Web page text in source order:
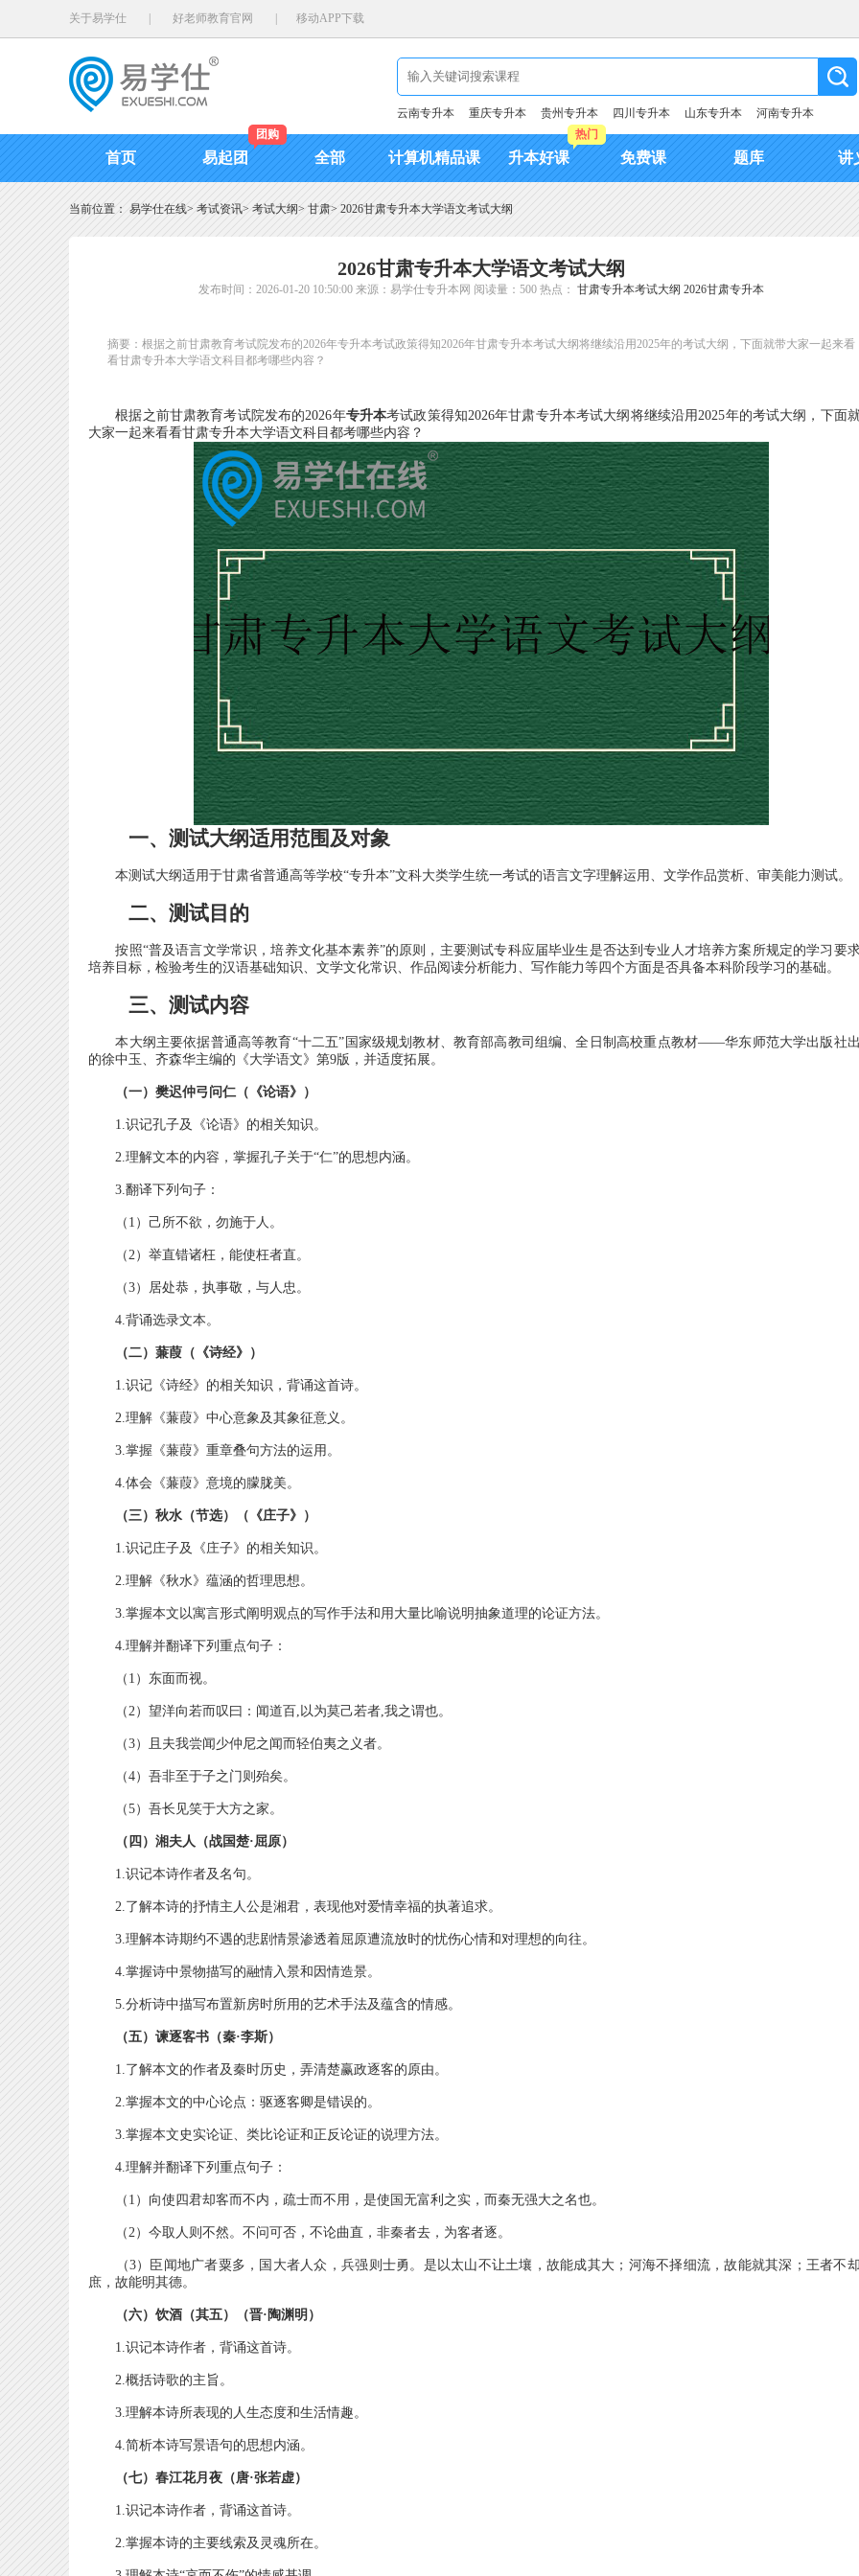
关于易学仕 好老师教育官网 移动APP下载
云南专升本 重庆专升本 贵州专升本 四川专升本 山东专升本 河南专升本
首页 易起团
团购
全部 计算机精品课 升本好课
热门
免费课 题库 讲
当前位置： 易学仕在线> 考试资讯> 考试大纲> 甘肃> 2026甘肃专升本大学语文考试大纲
2026甘肃专升本大学语文考试大纲
发布时间：2026-01-20 10:50:00 来源：易学仕专升本网 阅读量：500 热点： 甘肃专升本考试大纲 2026甘肃专升本
摘要：根据之前甘肃教育考试院发布的2026年专升本考试政策得知2026年甘肃专升本考试大纲将继续沿用2025年的考试大纲，下面就带大家一起来看
看甘肃专升本大学语文科目都考哪些内容？
根据之前甘肃教育考试院发布的2026年专升本考试政策得知2026年甘肃专升本考试大纲将继续沿用2025年的考试大纲，下面
大家一起来看看甘肃专升本大学语文科目都考哪些内容？
一、测试大纲适用范围及对象
本测试大纲适用于甘肃省普通高等学校“专升本”文科大类学生统一考试的语言文字理解运用、文学作品赏析、审美能力测试。
二、测试目的
按照“普及语言文学常识，培养文化基本素养”的原则，主要测试专科应届毕业生是否达到专业人才培养方案所规定的学习要
培养目标，检验考生的汉语基础知识、文学文化常识、作品阅读分析能力、写作能力等四个方面是否具备本科阶段学习的基础。
三、测试内容
本大纲主要依据普通高等教育“十二五”国家级规划教材、教育部高教司组编、全日制高校重点教材——华东师范大学出版社
的徐中玉、齐森华主编的《大学语文》第9版，并适度拓展。
（一）樊迟仲弓问仁（《论语》）
1.识记孔子及《论语》的相关知识。
2.理解文本的内容，掌握孔子关于“仁”的思想内涵。
3.翻译下列句子：
（1）己所不欲，勿施于人。
（2）举直错诸枉，能使枉者直。
（3）居处恭，执事敬，与人忠。
4.背诵选录文本。
（二）蒹葭（《诗经》）
1.识记《诗经》的相关知识，背诵这首诗。
2.理解《蒹葭》中心意象及其象征意义。
3.掌握《蒹葭》重章叠句方法的运用。
4.体会《蒹葭》意境的朦胧美。
（三）秋水（节选）（《庄子》）
1.识记庄子及《庄子》的相关知识。
2.理解《秋水》蕴涵的哲理思想。
3.掌握本文以寓言形式阐明观点的写作手法和用大量比喻说明抽象道理的论证方法。
4.理解并翻译下列重点句子：
（1）东面而视。
（2）望洋向若而叹曰：闻道百,以为莫己若者,我之谓也。
（3）且夫我尝闻少仲尼之闻而轻伯夷之义者。
（4）吾非至于子之门则殆矣。
（5）吾长见笑于大方之家。
（四）湘夫人（战国楚·屈原）
1.识记本诗作者及名句。
2.了解本诗的抒情主人公是湘君，表现他对爱情幸福的执著追求。
3.理解本诗期约不遇的悲剧情景渗透着屈原遭流放时的忧伤心情和对理想的向往。
4.掌握诗中景物描写的融情入景和因情造景。
5.分析诗中描写布置新房时所用的艺术手法及蕴含的情感。
（五）谏逐客书（秦·李斯）
1.了解本文的作者及秦时历史，弄清楚赢政逐客的原由。
2.掌握本文的中心论点：驱逐客卿是错误的。
3.掌握本文史实论证、类比论证和正反论证的说理方法。
4.理解并翻译下列重点句子：
（1）向使四君却客而不内，疏士而不用，是使国无富利之实，而秦无强大之名也。
（2）今取人则不然。不问可否，不论曲直，非秦者去，为客者逐。
（3）臣闻地广者粟多，国大者人众，兵强则士勇。是以太山不让土壤，故能成其大；河海不择细流，故能就其深；王者不
庶，故能明其德。
（六）饮酒（其五）（晋·陶渊明）
1.识记本诗作者，背诵这首诗。
2.概括诗歌的主旨。
3.理解本诗所表现的人生态度和生活情趣。
4.简析本诗写景语句的思想内涵。
（七）春江花月夜（唐·张若虚）
1.识记本诗作者，背诵这首诗。
2.掌握本诗的主要线索及灵魂所在。